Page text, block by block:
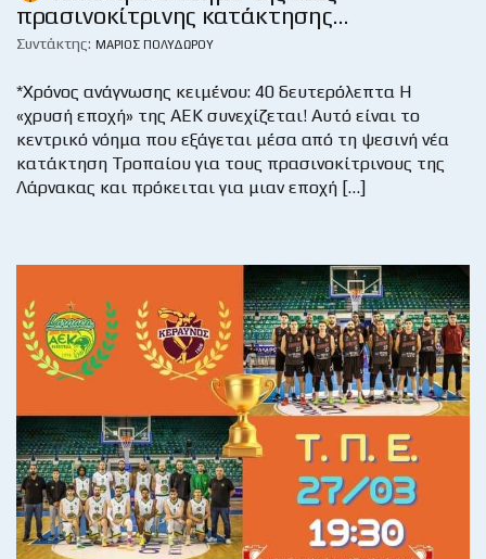
πρασινοκίτρινης κατάκτησης…
Συντάκτης: ΜΆΡΙΟΣ ΠΟΛΥΔΏΡΟΥ
*Χρόνος ανάγνωσης κειμένου: 40 δευτερόλεπτα Η
«χρυσή εποχή» της ΑΕΚ συνεχίζεται! Αυτό είναι το
κεντρικό νόημα που εξάγεται μέσα από τη ψεσινή νέα
κατάκτηση Τροπαίου για τους πρασινοκίτρινους της
Λάρνακας και πρόκειται για μιαν εποχή […]